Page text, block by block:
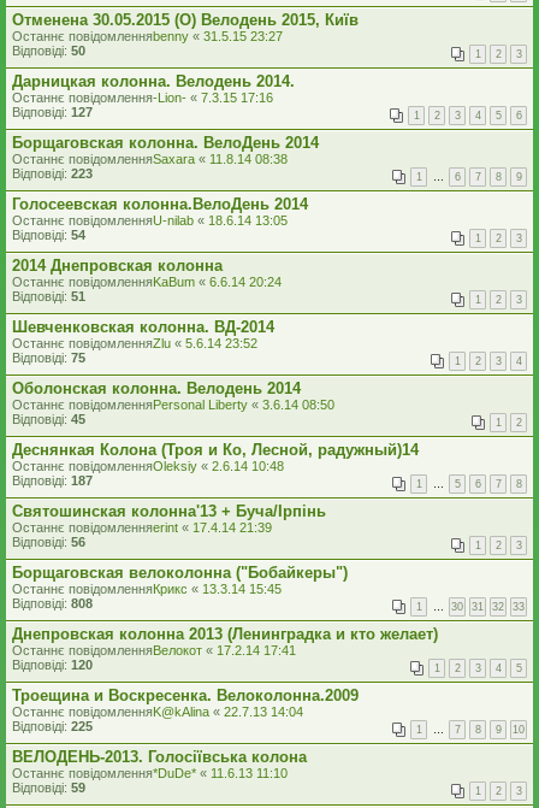
Отменена 30.05.2015 (O) Велодень 2015, Київ
Останнє повідомленняbenny « 31.5.15 23:27
Відповіді: 50 1 2 3
Дарницкая колонна. Велодень 2014.
Останнє повідомлення-Lion- « 7.3.15 17:16
Відповіді: 127 1 2 3 4 5 6
Борщаговская колонна. ВелоДень 2014
Останнє повідомленняSaxara « 11.8.14 08:38
Відповіді: 223 1 … 6 7 8 9
Голосеевская колонна.ВелоДень 2014
Останнє повідомленняU-nilab « 18.6.14 13:05
Відповіді: 54 1 2 3
2014 Днепровская колонна
Останнє повідомленняKaBum « 6.6.14 20:24
Відповіді: 51 1 2 3
Шевченковская колонна. ВД-2014
Останнє повідомленняZlu « 5.6.14 23:52
Відповіді: 75 1 2 3 4
Оболонская колонна. Велодень 2014
Останнє повідомленняPersonal Liberty « 3.6.14 08:50
Відповіді: 45 1 2
Деснянкая Колона (Троя и Ко, Лесной, радужный)14
Останнє повідомленняOleksiy « 2.6.14 10:48
Відповіді: 187 1 … 5 6 7 8
Святошинская колонна'13 + Буча/Ірпінь
Останнє повідомленняerint « 17.4.14 21:39
Відповіді: 56 1 2 3
Борщаговская велоколонна ("Бобайкеры")
Останнє повідомленняКрикс « 13.3.14 15:45
Відповіді: 808 1 … 30 31 32 33
Днепровская колонна 2013 (Ленинградка и кто желает)
Останнє повідомленняВелокот « 17.2.14 17:41
Відповіді: 120 1 2 3 4 5
Троещина и Воскресенка. Велоколонна.2009
Останнє повідомленняK@kAlina « 22.7.13 14:04
Відповіді: 225 1 … 7 8 9 10
ВЕЛОДЕНЬ-2013. Голосіївська колона
Останнє повідомлення*DuDe* « 11.6.13 11:10
Відповіді: 59 1 2 3